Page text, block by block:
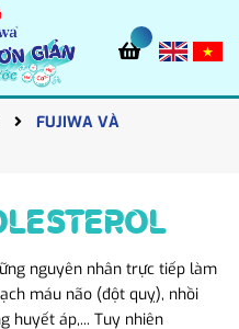
FUJIWA VÀ
nguyên nhân trực tiếp làm
máu não (đột quỵ), nhồi
huyết áp,... Tuy nhiên